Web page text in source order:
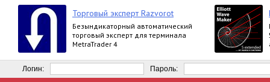
Торговый эксперт Razvorot
Безындикаторный автоматический
торговый эксперт для терминала
MetraTrader 4
Логин: Пароль: